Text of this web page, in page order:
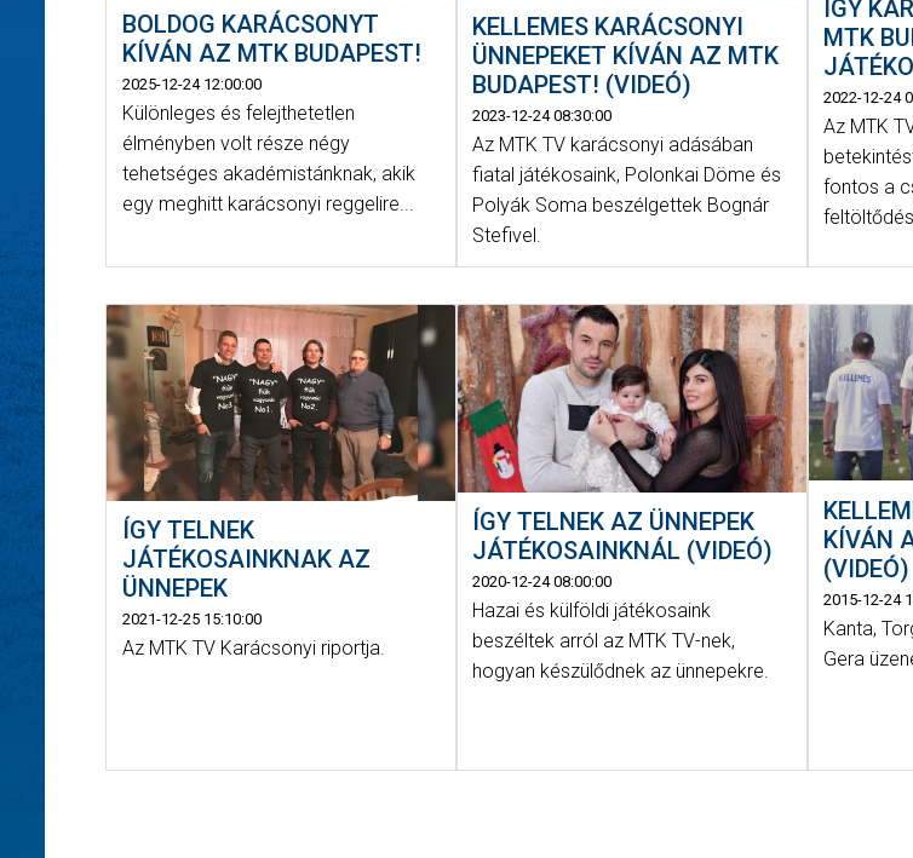
BOLDOG KARÁCSONYT
KÍVÁN AZ MTK BUDAPEST!
2025-12-24 12:00:00
Különleges és felejthetetlen
élményben volt része négy
tehetséges akadémistánknak, akik
egy meghitt karácsonyi reggelire...
KELLEMES KARÁCSONYI
ÜNNEPEKET KÍVÁN AZ MTK
BUDAPEST! (VIDEÓ)
2023-12-24 08:30:00
Az MTK TV karácsonyi adásában
fiatal játékosaink, Polonkai Döme és
Polyák Soma beszélgettek Bognár
Stefivel.
ÍGY
MTK
2022-12-24
Az MTK
fontos a
ÍGY TELNEK
JÁTÉKOSAINKNAK AZ
ÜNNEPEK
2021-12-25 15:10:00
Az MTK TV Karácsonyi riportja.
ÍGY TELNEK AZ ÜNNEPEK
JÁTÉKOSAINKNÁL (VIDEÓ)
2020-12-24 08:00:00
Hazai és külföldi játékosaink
beszéltek arról az MTK TV-nek,
hogyan készülődnek az ünnepekre.
KÍVÁN
(VIDEÓ)
2015-12-24
Kanta,
Gera